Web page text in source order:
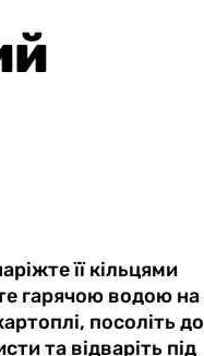
її кільцями
гарячою водою на
посоліть до
та відваріть під